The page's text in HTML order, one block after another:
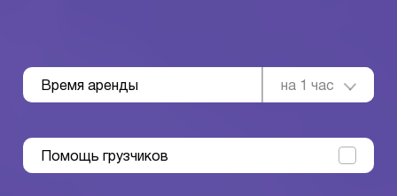
Время аренды на 1 час
Помощь грузчиков